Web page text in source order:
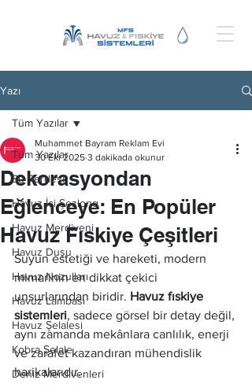
Yazı
Tüm Yazılar
Su Perdesi
Havuz İçi Şezlong
Havuz Merdiveni
Havuz Duşu
Havuz Nozulları
Havuz Lambası
Havuz Şelalesi
Kobra Şelale
Deniz Merdivenleri
Tüm Yazılar
Dekorasyondan
Eğlenceye: En Popüler
Havuz Fıskiye Çeşitleri
Muhammet Bayram Reklam Evi
30 Eki 2025 3 dakikada okunur
Suyun estetiği ve hareketi, modern
mimarinin en dikkat çekici
unsurlarından biridir. Havuz fıskiye
sistemleri, sadece görsel bir detay değil,
aynı zamanda mekânlara canlılık, enerji
ve zarafet kazandıran mühendislik
harikalarıdır.